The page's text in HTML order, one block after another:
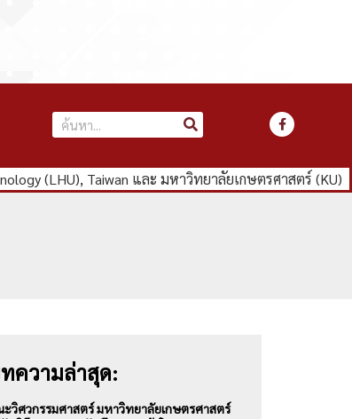
(LHU), Taiwan และ มหาวิทยาลัยเกษตรศาสตร์ (KU)
ความล่าสุด:
วิศวกรรมศาสตร์ มหาวิทยาลัยเกษตรศาสตร์